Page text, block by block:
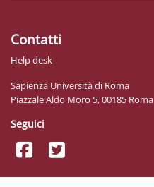
Contatti
Help desk
Sapienza Università di Roma
Piazzale Aldo Moro 5, 00185 Roma
Seguici